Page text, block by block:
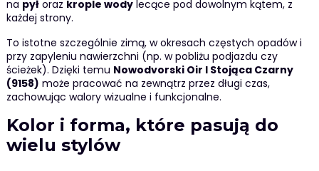
na pyłoraz krople wodylecące pod dowolnym kątem, z
każdej strony.
To istotne szczególnie zimą, w okresach częstych opadów i
przy zapyleniu nawierzchni (np. w pobliżu podjazdu czy
ścieżek). Dzięki temu Nowodvorski Oir I Stojąca Czarny
(9158) może pracować na zewnątrz przez długi czas,
zachowując walory wizualne i funkcjonalne.
Kolor i forma, które pasują do
wielu stylów